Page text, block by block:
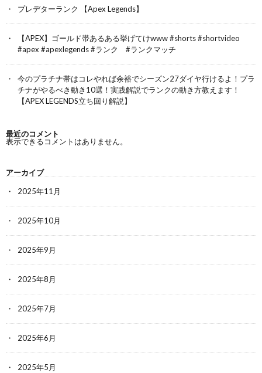
プレデターランク 【Apex Legends】
【APEX】ゴールド帯あるある挙げてけwww #shorts #shortvideo
#apex #apexlegends #ランク #ランクマッチ
今のプラチナ帯はコレやれば余裕でシーズン27ダイヤ行けるよ！プラ
チナがやるべき動き10選！実践解説でランクの動き方教えます！
【APEX LEGENDS立ち回り解説】
最近のコメント
表示できるコメントはありません。
アーカイブ
2025年11月
2025年10月
2025年9月
2025年8月
2025年7月
2025年6月
2025年5月